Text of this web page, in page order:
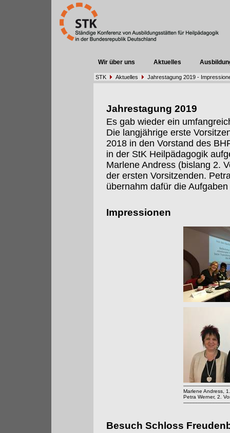
Wir über uns Aktuelles
STK Aktuelles Jahrestagung 2019 -
Jahrestagung 2019
Es gab wieder ein
Die langjährige erste
2018 in den Vorstand des
in der StK Heilpädagogik
Marlene Andress (bislang 2.
der ersten Vorsitzenden.
übernahm dafür die
Impressionen
Marlene Andress,
Petra Werner, 2.
Besuch Schloss